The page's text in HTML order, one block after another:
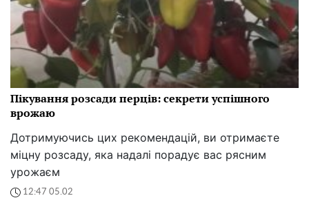
Пікування розсади перців: секрети успішного
врожаю
Дотримуючись цих рекомендацій, ви отримаєте
міцну розсаду, яка надалі порадує вас рясним
урожаєм
12:47 05.02